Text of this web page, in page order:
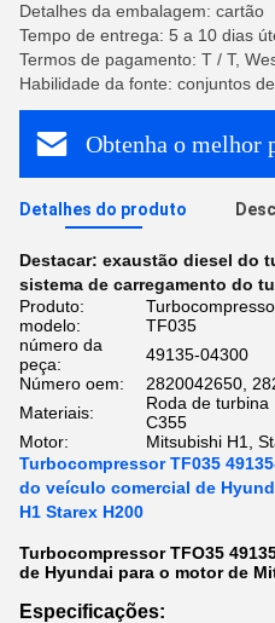
Detalhes da embalagem: cartão
Tempo de entrega: 5 a 10 dias
Termos de pagamento: T / T,
Habilidade da fonte: conjuntos
Obtenha o melhor
Detalhes do produto
Destacar: exaustão diesel do
sistema de carregamento do
Produto:
modelo:
TF035
número da
peça:
49135-04300
Número oem:
2820042650,
Materiais:
Roda de
C355
Motor:
Mitsubishi H1,
Turbocompressor TF035
do veículo comercial de
H1 Starex H200
Turbocompressor TFO35
de Hyundai para o motor de
Especificações: